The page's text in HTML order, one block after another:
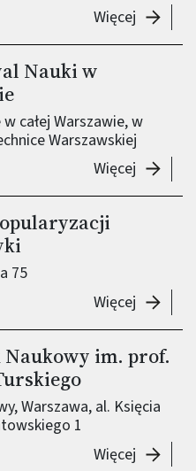
Więcej XXIII
Nauki w
całej Warszawie, w
Warszawskiej
Więcej 30.
75
Więcej X
Naukowy im. prof.
Warszawa, al. Księcia
1
Więcej 29.